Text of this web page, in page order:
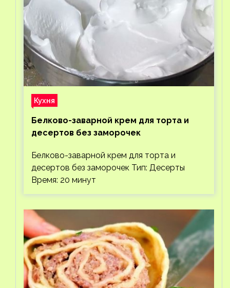
Кухня
Белково-заварной крем для торта и
десертов без заморочек
Белково-заварной крем для торта и
десертов без заморочек Тип: Десерты
Время: 20 минут